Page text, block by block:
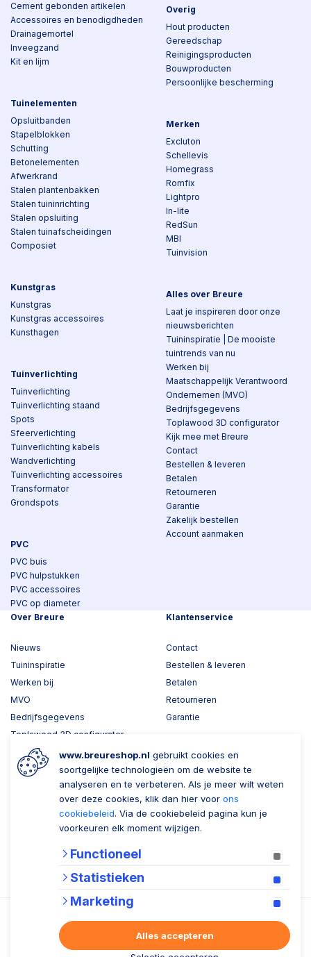
Cement gebonden artikelen
Accessoires en benodigdheden
Drainagemortel
Inveegzand
Kit en lijm
Tuinelementen
Opsluitbanden
Stapelblokken
Schutting
Betonelementen
Afwerkrand
Stalen plantenbakken
Stalen tuininrichting
Stalen opsluiting
Stalen tuinafscheidingen
Composiet
Kunstgras
Kunstgras
Kunstgras accessoires
Kunsthagen
Tuinverlichting
Tuinverlichting
Tuinverlichting staand
Spots
Sfeerverlichting
Tuinverlichting kabels
Wandverlichting
Tuinverlichting accessoires
Transformator
Grondspots
PVC
PVC buis
PVC hulpstukken
PVC accessoires
PVC op diameter
Overig
Hout producten
Gereedschap
Reinigingsproducten
Bouwproducten
Persoonlijke bescherming
Merken
Excluton
Schellevis
Homegrass
Romfix
Lightpro
In-lite
RedSun
MBI
Tuinvision
Alles over Breure
Laat je inspireren door onze
nieuwsberichten
Tuininspiratie | De mooiste
tuintrends van nu
Werken bij
Maatschappelijk Verantwoord
Ondernemen (MVO)
Bedrijfsgegevens
Toplawood 3D configurator
Kijk mee met Breure
Contact
Bestellen & leveren
Betalen
Retourneren
Garantie
Zakelijk bestellen
Account aanmaken
Over Breure
Nieuws
Tuininspiratie
Werken bij
MVO
Bedrijfsgegevens
Toplawood 3D configurator
Kijk mee met Breure
Klantenservice
Contact
Bestellen & leveren
Betalen
Retourneren
Garantie
Wil je ons volgen? Zaken doen met Breure
Zakelijk bestellen
Account aanmaken
Nieuwsbrief
www.breureshop.nl gebruikt cookies en
soortgelijke technologieën om de website te
analyseren en te verbeteren. Als je meer wilt weten
over deze cookies, klik dan hier voor ons
cookiebeleid. Via de cookiebeleid pagina kun je
voorkeuren elk moment wijzigen.
Functioneel
Statistieken
Marketing
Alles accepteren